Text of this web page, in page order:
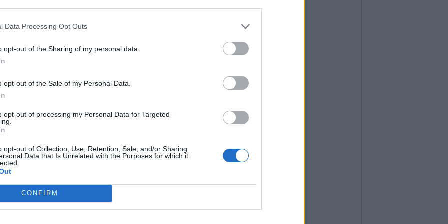
Data Processing Opt Outs
opt-out of the Sharing of my personal data.
opt-out of the Sale of my Personal Data.
opt-out of processing my Personal Data for Targeted
opt-out of Collection, Use, Retention, Sale, and/or Sharing
Data that Is Unrelated with the Purposes for which it
CONFIRM
atto del progetto – precisa Tajana – i
organizzando un incontro/conferenza
società Legnano Knights per conoscere la
esperienze di vita, sport,
è sempre felice di poter promuovere
con le scuole del territorio, rendendosi
caso di un’iniziativa piuttosto
stata promossa»
Tutti gli eventi
diagosto